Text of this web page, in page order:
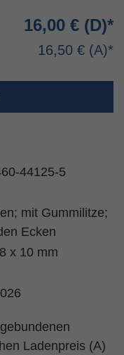
16,00 €
16,50 €
44125-5
mit Gummilitze;
Ecken
x 10 mm
Ladenpreis (A)